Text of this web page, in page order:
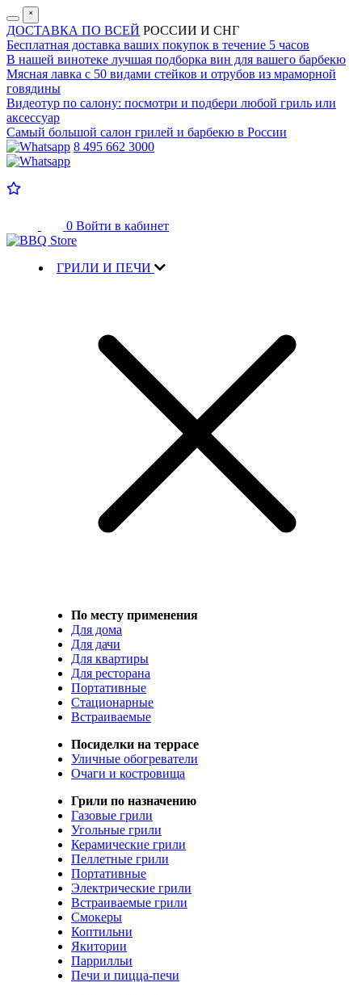
˟
ДОСТАВКА ПО ВСЕЙ РОССИИ И СНГ
Бесплатная доставка ваших покупок в течение 5 часов
В нашей винотеке лучшая подборка вин для вашего барбекю
Мясная лавка с 50 видами стейков и отрубов из мраморной
говядины
Видеотур по салону: посмотри и подбери любой гриль или
аксессуар
Самый большой салон грилей и барбекю в России
8 495 662 3000
0 Войти в кабинет
ГРИЛИ И ПЕЧИ
По месту применения
Для дома
Для дачи
Для квартиры
Для ресторана
Портативные
Стационарные
Встраиваемые
Посиделки на террасе
Уличные обогреватели
Очаги и костровища
Грили по назначению
Газовые грили
Угольные грили
Керамические грили
Пеллетные грили
Портативные
Электрические грили
Встраиваемые грили
Смокеры
Коптильни
Якитории
Паррилльи
Печи и пицца-печи